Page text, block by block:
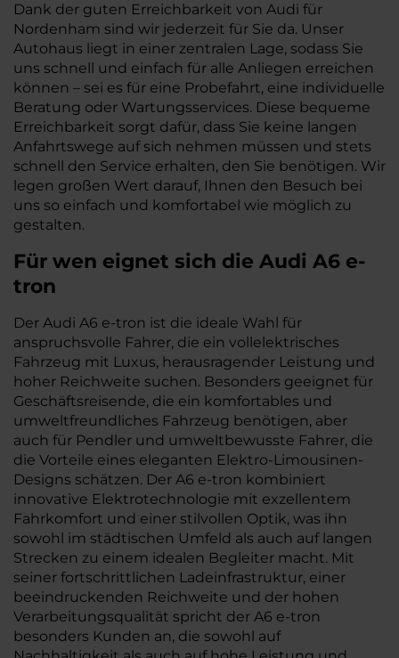
Dank der guten Erreichbarkeit von Audi für
Nordenham sind wir jederzeit für Sie da. Unser
Autohaus liegt in einer zentralen Lage, sodass Sie
uns schnell und einfach für alle Anliegen erreichen
können – sei es für eine Probefahrt, eine individuelle
Beratung oder Wartungsservices. Diese bequeme
Erreichbarkeit sorgt dafür, dass Sie keine langen
Anfahrtswege auf sich nehmen müssen und stets
schnell den Service erhalten, den Sie benötigen. Wir
legen großen Wert darauf, Ihnen den Besuch bei
uns so einfach und komfortabel wie möglich zu
gestalten.
Für wen eignet sich die Audi A6 e-
tron
Der Audi A6 e-tron ist die ideale Wahl für
anspruchsvolle Fahrer, die ein vollelektrisches
Fahrzeug mit Luxus, herausragender Leistung und
hoher Reichweite suchen. Besonders geeignet für
Geschäftsreisende, die ein komfortables und
umweltfreundliches Fahrzeug benötigen, aber
auch für Pendler und umweltbewusste Fahrer, die
die Vorteile eines eleganten Elektro-Limousinen-
Designs schätzen. Der A6 e-tron kombiniert
innovative Elektrotechnologie mit exzellentem
Fahrkomfort und einer stilvollen Optik, was ihn
sowohl im städtischen Umfeld als auch auf langen
Strecken zu einem idealen Begleiter macht. Mit
seiner fortschrittlichen Ladeinfrastruktur, einer
beeindruckenden Reichweite und der hohen
Verarbeitungsqualität spricht der A6 e-tron
besonders Kunden an, die sowohl auf